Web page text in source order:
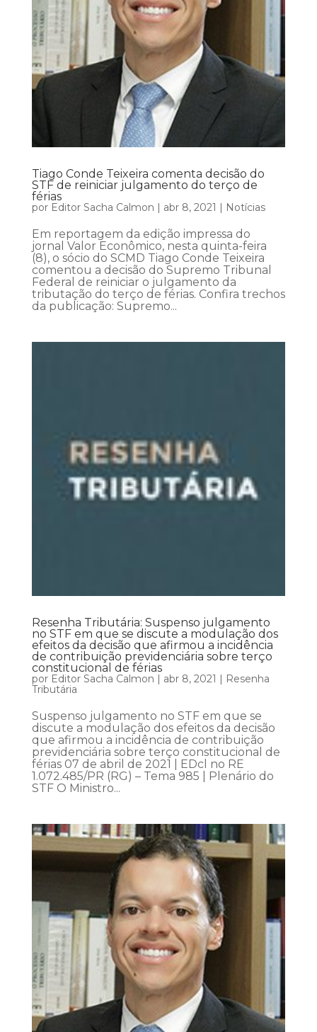
Tiago Conde Teixeira comenta decisão do
STF de reiniciar julgamento do terço de
férias
por Editor Sacha Calmon | abr 8, 2021 | Notícias
Em reportagem da edição impressa do
jornal Valor Econômico, nesta quinta-feira
(8), o sócio do SCMD Tiago Conde Teixeira
comentou a decisão do Supremo Tribunal
Federal de reiniciar o julgamento da
tributação do terço de férias. Confira trechos
da publicação: Supremo...
Resenha Tributária: Suspenso julgamento
no STF em que se discute a modulação dos
efeitos da decisão que afirmou a incidência
de contribuição previdenciária sobre terço
constitucional de férias
por Editor Sacha Calmon | abr 8, 2021 | Resenha
Tributária
Suspenso julgamento no STF em que se
discute a modulação dos efeitos da decisão
que afirmou a incidência de contribuição
previdenciária sobre terço constitucional de
férias 07 de abril de 2021 | EDcl no RE
1.072.485/PR (RG) – Tema 985 | Plenário do
STF O Ministro...